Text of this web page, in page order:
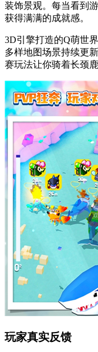
装饰景观。每当看到
获得满满的成就感。
3D引擎打造的Q萌世
多样地图场景持续更
赛玩法让你骑着长颈
玩家真实反馈